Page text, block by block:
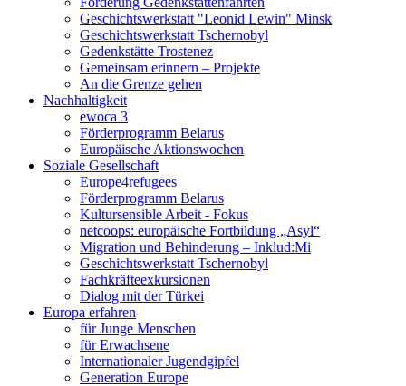
Geschichtswerkstatt "Leonid Lewin" Minsk
Geschichtswerkstatt Tschernobyl
Gedenkstätte Trostenez
Gemeinsam erinnern – Projekte
An die Grenze gehen
Nachhaltigkeit
ewoca 3
Förderprogramm Belarus
Europäische Aktionswochen
Soziale Gesellschaft
Europe4refugees
Förderprogramm Belarus
Kultursensible Arbeit - Fokus
netcoops: europäische Fortbildung „Asyl“
Migration und Behinderung – Inklud:Mi
Geschichtswerkstatt Tschernobyl
Fachkräfteexkursionen
Dialog mit der Türkei
Europa erfahren
für Junge Menschen
für Erwachsene
Internationaler Jugendgipfel
Generation Europe